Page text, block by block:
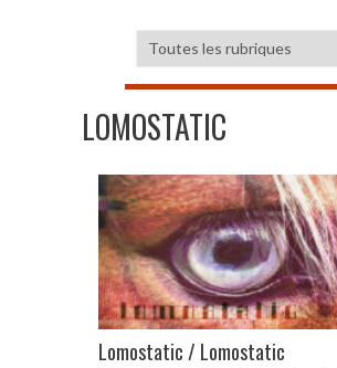
LOMOSTATIC
Lomostatic / Lomostatic